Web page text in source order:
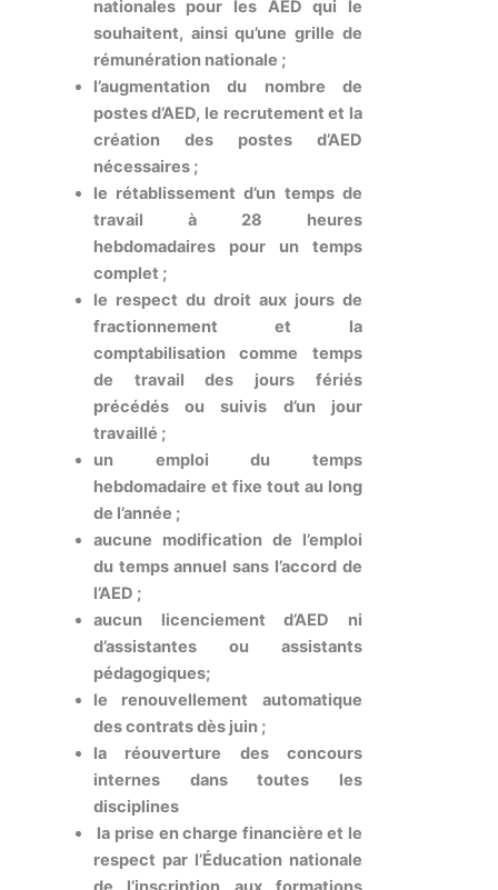
nationales pour les AED qui le
souhaitent, ainsi qu’une grille de
rémunération nationale ;
l’augmentation du nombre de
postes d’AED, le recrutement et la
création des postes d’AED
nécessaires ;
le rétablissement d’un temps de
travail à 28 heures
hebdomadaires pour un temps
complet ;
le respect du droit aux jours de
fractionnement et la
comptabilisation comme temps
de travail des jours fériés
précédés ou suivis d’un jour
travaillé ;
un emploi du temps
hebdomadaire et fixe tout au long
de l’année ;
aucune modification de l’emploi
du temps annuel sans l’accord de
l’AED ;
aucun licenciement d’AED ni
d’assistantes ou assistants
pédagogiques;
le renouvellement automatique
des contrats dès juin ;
la réouverture des concours
internes dans toutes les
disciplines
la prise en charge financière et le
respect par l’Éducation nationale